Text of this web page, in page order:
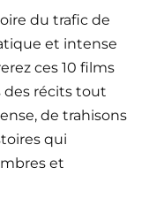
du trafic de
et intense
ces 10 films
des récits tout
de trahisons
qui
et